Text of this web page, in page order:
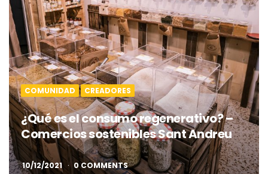
COMUNIDAD CREADORES
¿Qué es el consumo regenerativo? –
Comercios sostenibles Sant Andreu
10/12/2021 0 COMMENTS